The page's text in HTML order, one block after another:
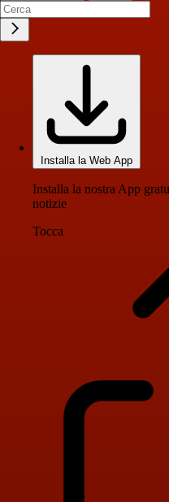
Installa la Web App
Installa la nostra App
notizie
Tocca